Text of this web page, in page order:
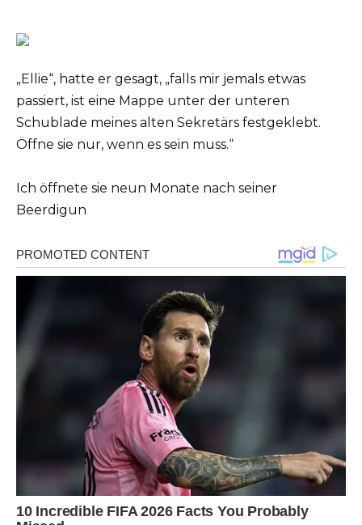
„Ellie“, hatte er gesagt, „falls mir jemals etwas
passiert, ist eine Mappe unter der unteren
Schublade meines alten Sekretärs festgeklebt.
Öffne sie nur, wenn es sein muss.“
Ich öffnete sie neun Monate nach seiner
Beerdigun